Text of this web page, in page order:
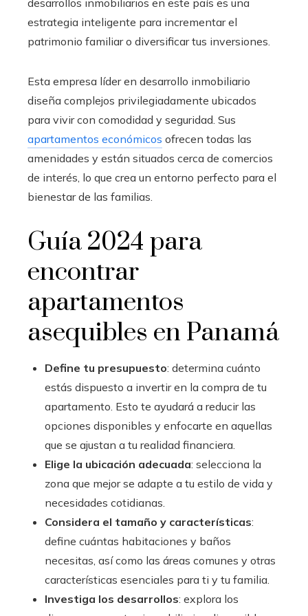
desarrollos inmobiliarios en este país es una
estrategia inteligente para incrementar el
patrimonio familiar o diversificar tus inversiones.
Esta empresa líder en desarrollo inmobiliario
diseña complejos privilegiadamente ubicados
para vivir con comodidad y seguridad. Sus
apartamentos económicos ofrecen todas las
amenidades y están situados cerca de comercios
de interés, lo que crea un entorno perfecto para el
bienestar de las familias.
Guía 2024 para
encontrar
apartamentos
asequibles en Panamá
Define tu presupuesto: determina cuánto
estás dispuesto a invertir en la compra de tu
apartamento. Esto te ayudará a reducir las
opciones disponibles y enfocarte en aquellas
que se ajustan a tu realidad financiera.
Elige la ubicación adecuada: selecciona la
zona que mejor se adapte a tu estilo de vida y
necesidades cotidianas.
Considera el tamaño y características:
define cuántas habitaciones y baños
necesitas, así como las áreas comunes y otras
características esenciales para ti y tu familia.
Investiga los desarrollos: explora los